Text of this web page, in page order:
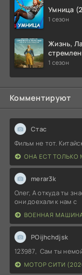
Умница
1 сезон
Жизнь,
Почти
1 сезон
Комментируют
Стас
Фильм не тот.
ОНА ЕСТ ТОЛЬКО
merar3k
Олег, А откуда ты
они доехали к нам с
ВОЕННАЯ
POijhchdjsk
123987, Сам ты
МОТОР СИТИ